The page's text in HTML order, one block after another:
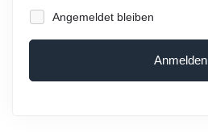
Angemeldet bleiben
Anmelden